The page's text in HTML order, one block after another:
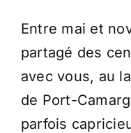
Entre mai et
partagé des
avec vous, au
de Port-
parfois